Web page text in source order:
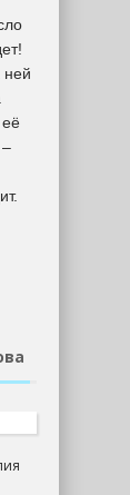
ней